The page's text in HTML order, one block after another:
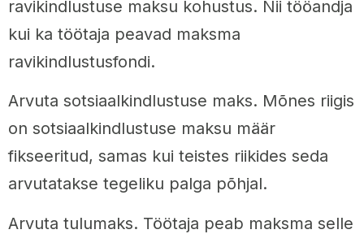
ravikindlustuse maksu kohustus. Nii tööandja
kui ka töötaja peavad maksma
ravikindlustusfondi.
Arvuta sotsiaalkindlustuse maks. Mõnes riigis
on sotsiaalkindlustuse maksu määr
fikseeritud, samas kui teistes riikides seda
arvutatakse tegeliku palga põhjal.
Arvuta tulumaks. Töötaja peab maksma selle